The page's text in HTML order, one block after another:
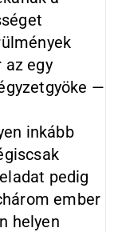
az egy
—
inkább
pedig
ember
helyen